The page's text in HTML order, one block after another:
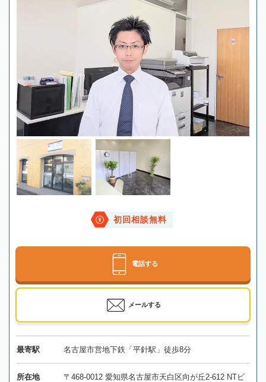
初回相談無料
電話する
メールする
最寄駅 名古屋市営地下鉄「平針駅」徒歩8分
所在地
〒468-0012 愛知県名古屋市天白区向が丘2-612 NTビ